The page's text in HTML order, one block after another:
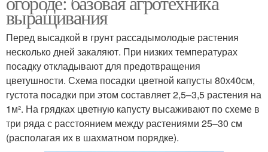
выращивания
Перед высадкой в грунт рассадымолодые растения
несколько дней закаляют. При низких температурах
посадку откладывают для предотвращения
цветушности. Схема посадки цветной капусты 80х40см,
густота посадки при этом составляет 2,5–3,5 растения на
1м². На грядках цветную капусту высаживают по схеме в
три ряда с расстоянием между растениями 25–30 см
(располагая их в шахматном порядке).